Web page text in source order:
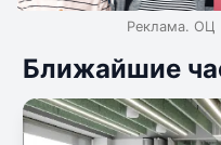
Реклама.
Ближайшие